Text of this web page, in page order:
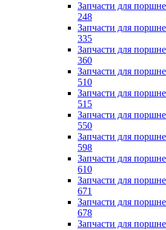
Запчасти для
248
Запчасти для
335
Запчасти для
360
Запчасти для
510
Запчасти для
515
Запчасти для
550
Запчасти для
598
Запчасти для
610
Запчасти для
671
Запчасти для
678
Запчасти для